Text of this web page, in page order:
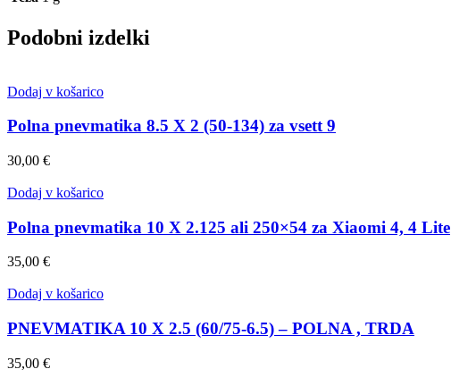
Podobni izdelki
Dodaj v košarico
Polna pnevmatika 8.5 X 2 (50-134) za vsett 9
30,00 €
Dodaj v košarico
Polna pnevmatika 10 X 2.125 ali 250×54 za Xiaomi 4, 4 Lite
35,00 €
Dodaj v košarico
PNEVMATIKA 10 X 2.5 (60/75-6.5) – POLNA , TRDA
35,00 €